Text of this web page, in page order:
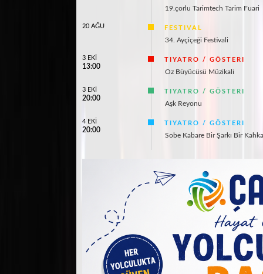
19.çorlu Tarimtech Tarim Fuari
20 AĞU FESTIVAL
34. Ayçiçeği Festivali
3 EKİ
13:00
TIYATRO / GÖSTERI
Oz Büyücüsü Müzikali
3 EKİ
20:00
TIYATRO / GÖSTERI
Aşk Reyonu
4 EKİ
20:00
TIYATRO / GÖSTERI
Sobe Kabare Bir Şarkı Bir